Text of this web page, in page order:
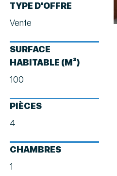
TYPE D'OFFRE
Vente
SURFACE
HABITABLE (M²)
100
PIÈCES
4
CHAMBRES
1